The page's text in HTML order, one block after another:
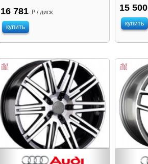
16 781 ₽ / диск
купить
15 500
купить